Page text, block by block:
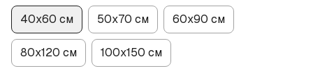
40х60 см 50х70 см 60х90 см
80х120 см 100х150 см